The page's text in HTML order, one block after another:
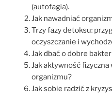
(autofagia).
Jak nawadniać
Trzy fazy detoksu:
oczyszczanie i
Jak dbać o dobre
Jak aktywność
organizmu?
Jak sobie radzić z